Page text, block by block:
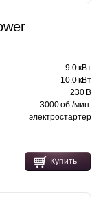
9.0 кВт
10.0 кВт
230 В
3000 об./мин.
электростартер
Купить